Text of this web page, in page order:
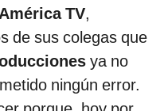
TV,
de sus colegas que
ya no
ningún error.